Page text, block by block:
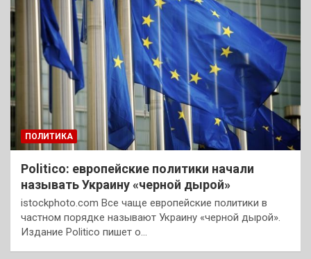
ПОЛИТИКА
Politico: европейские политики начали
называть Украину «черной дырой»
istockphoto.com Все чаще европейские политики в
частном порядке называют Украину «черной дырой».
Издание Politico пишет о…